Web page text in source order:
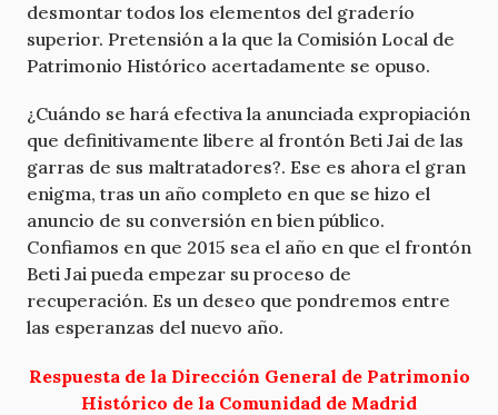
desmontar todos los elementos del graderío
superior. Pretensión a la que la Comisión Local de
Patrimonio Histórico acertadamente se opuso.
¿Cuándo se hará efectiva la anunciada expropiación
que definitivamente libere al frontón Beti Jai de las
garras de sus maltratadores?. Ese es ahora el gran
enigma, tras un año completo en que se hizo el
anuncio de su conversión en bien público.
Confiamos en que 2015 sea el año en que el frontón
Beti Jai pueda empezar su proceso de
recuperación. Es un deseo que pondremos entre
las esperanzas del nuevo año.
Respuesta de la Dirección General de Patrimonio
Histórico de la Comunidad de Madrid